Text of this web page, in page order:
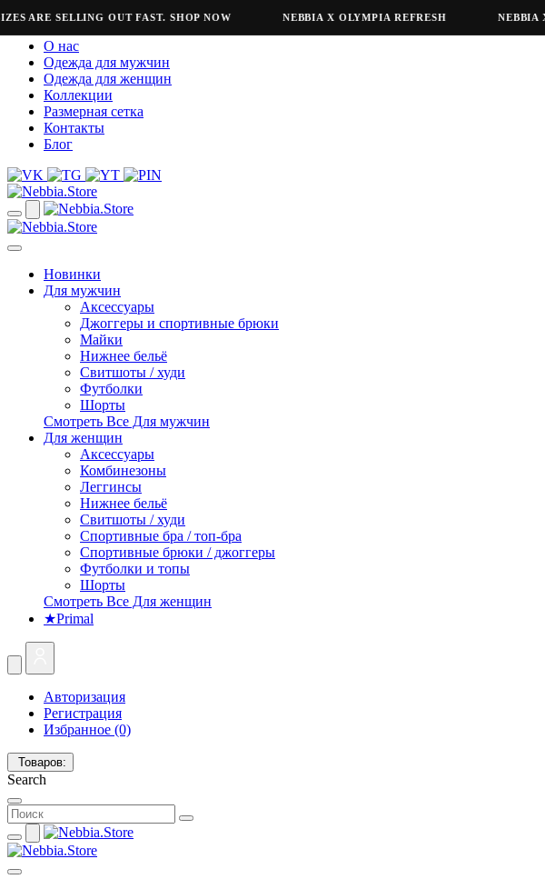
ARE SELLING OUT FAST. SHOP NOW NEBBIA X OLYMPIA REFRESH NEBBIA X
О нас
Одежда для мужчин
Одежда для женщин
Коллекции
Размерная сетка
Контакты
Блог
Новинки
Для мужчин
Аксессуары
Джоггеры и спортивные брюки
Майки
Нижнее бельё
Свитшоты / худи
Футболки
Шорты
Смотреть Все Для мужчин
Для женщин
Аксессуары
Комбинезоны
Леггинсы
Нижнее бельё
Свитшоты / худи
Спортивные бра / топ-бра
Спортивные брюки / джоггеры
Футболки и топы
Шорты
Смотреть Все Для женщин
★Primal
Авторизация
Регистрация
Избранное (0)
Товаров:
Search